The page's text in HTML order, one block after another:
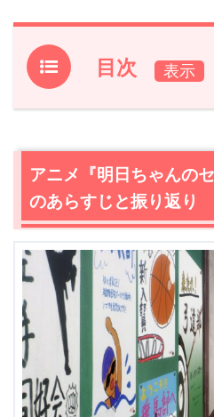
目次
1.アニメ『明日ちゃんのセー
【ネタバレ】アニメ『明日
あらすじ・感想
2.1
谷川さんの写真のモデル
2.2
小路と言えば何？イメ
部の小冊子！
アニメ『明日ちゃんのセー
ネタバレ感想まとめ
アニメ『明日ちゃんの
のあらすじと振り返り